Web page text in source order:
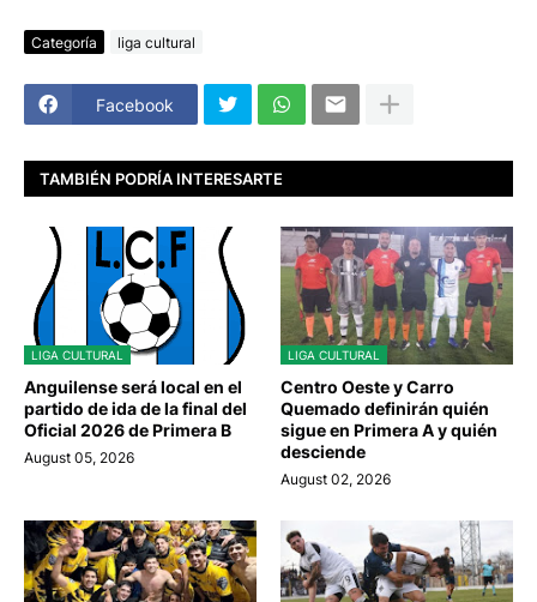
Categoría liga cultural
Facebook
TAMBIÉN PODRÍA INTERESARTE
LIGA CULTURAL
Anguilense será local en el
partido de ida de la final del
Oficial 2026 de Primera B
August 05, 2026
LIGA CULTURAL
Centro Oeste y Carro
Quemado definirán quién
sigue en Primera A y quién
desciende
August 02, 2026